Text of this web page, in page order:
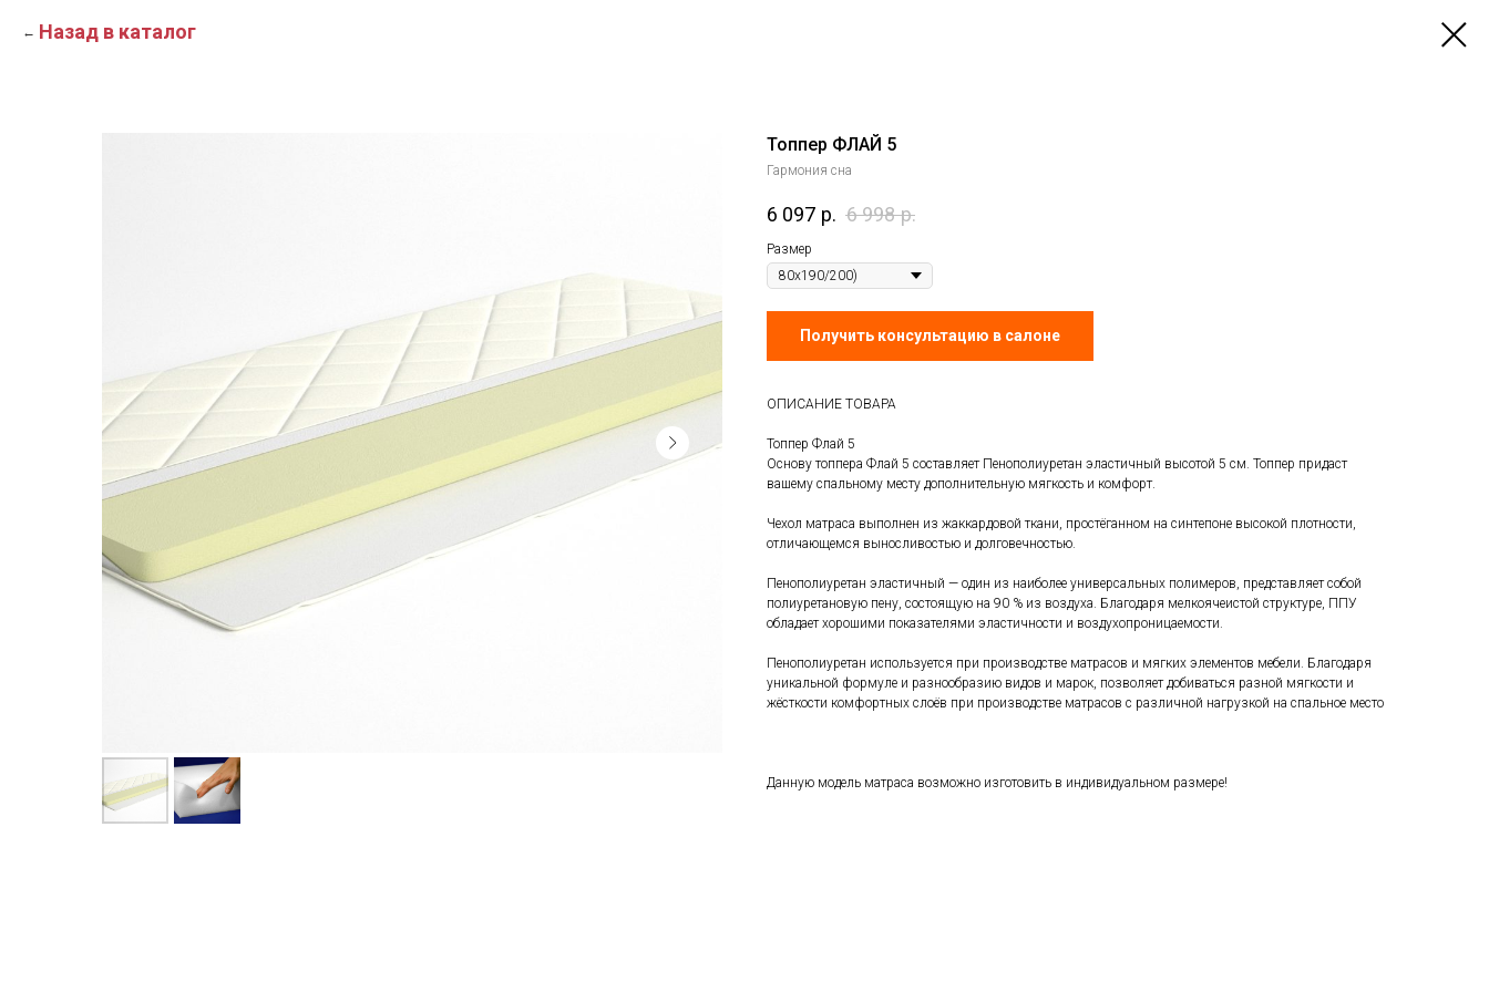
Назад в каталог
Топпер ФЛАЙ 5
Гармония сна
6 097 р. 6 998 р.
Размер
Получить консультацию в салоне
ОПИСАНИЕ ТОВАРА
Топпер Флай 5
Основу топпера Флай 5 составляет Пенополиуретан эластичный высотой 5 см. Топпер придаст
вашему спальному месту дополнительную мягкость и комфорт.
Чехол матраса выполнен из жаккардовой ткани, простёганном на синтепоне высокой плотности,
отличающемся выносливостью и долговечностью.
Пенополиуретан эластичный — один из наиболее универсальных полимеров, представляет собой
полиуретановую пену, состоящую на 90 % из воздуха. Благодаря мелкоячеистой структуре, ППУ
обладает хорошими показателями эластичности и воздухопроницаемости.
Пенополиуретан используется при производстве матрасов и мягких элементов мебели. Благодаря
уникальной формуле и разнообразию видов и марок, позволяет добиваться разной мягкости и
жёсткости комфортных слоёв при производстве матрасов с различной нагрузкой на спальное место
Данную модель матраса возможно изготовить в индивидуальном размере!